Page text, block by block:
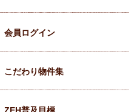
会員ログイン
こだわり物件集